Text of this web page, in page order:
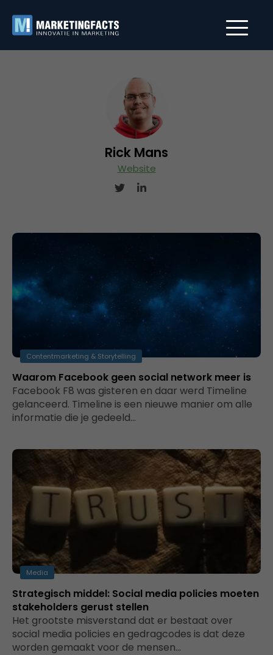
Rick Mans
Website
Contentmarketing & Storytelling
Waarom Facebook geen social network meer is
Facebook F8 was gisteren en daar werd Timeline
gelanceerd. Timeline is een nieuwe manier om alle
informatie die je gedeeld…
Media
Strategisch middel: Social media policies moeten
stakeholders gerust stellen
Het grootste misverstand dat er bestaat over
social media policies en gedragcodes is dat deze
worden gemaakt voor de mensen…